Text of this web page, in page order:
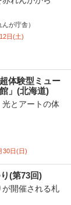
が庁舎）
日(土)
体験型ミュー
」(北海道)
とアートの体
30日(日)
(第73回)
が開催される札